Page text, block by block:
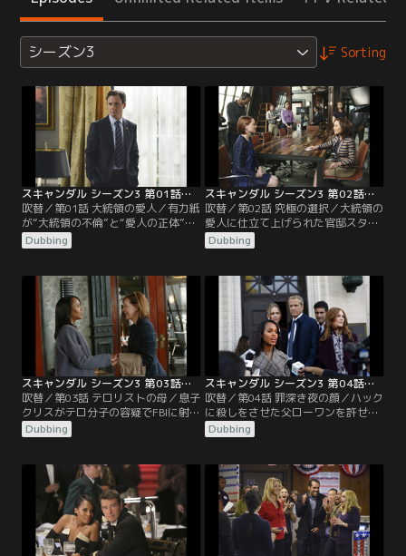
シーズン3 Sorting
スキャンダル シーズン3 第01話／吹替
吹替／第01話 大統領の愛人／有力紙
が“大統領の不倫”と“愛人の正体”を
スクープしたことにより“秘密”が暴
かれたオリヴィアは、瞬く間にスキ
メディアに糾弾されるばかりか、官
邸側はオリヴィアを潰しにかかると
察した父ローワンは、彼女を飛行場
へと連れて行き国外へ脱出するよう
命じる。しかし、機内で密かにサイ
ラスと連絡を…。
Dubbing
スキャンダル シーズン3 第02話／吹替
吹替／第02話 究極の選択／大統領の
愛人に仕立て上げられた官邸スタッ
フ職員のジニーン・ロックは、オリ
ヴィアに助けを求める。間もなくし
オリヴィアは、大統領とジニーンの
間に性的関係はないと語り「汚名を
着せられた友人として無報酬で彼女
の代弁をします」と宣言。ところが
その直後、父ローワンから「ジェイ
クに再会したければ…。
Dubbing
スキャンダル シーズン3 第03話／吹替
吹替／第03話 テロリストの母／息子
クリスがテロ分子の容疑でFBIに射殺
されたというメアリー・ネスビット
が、依頼人としてオリヴィアを訪ね
ていったことに危険を察知したオリ
ヴィアは彼女の後を追い、急いで国
会議事堂へと向かうが、既にメアリ
ーは体に爆弾を巻きつけ議員の部屋
に立て籠っていた。息子の無実
を…。
Dubbing
スキャンダル シーズン3 第04話／吹替
吹替／第04話 罪深き夜の顔／ハック
に殺しをさせた父ローワンを許せな
いオリヴィアは、父や“B613”に関す
ることから離れると決め、ジェイク
る日、オリヴィアのもとへやって来
た新たな依頼人は、殺人容疑で逮捕
された上院議員リチャード・マイヤ
ーズ。自慢の下半身を自撮りしては
多数の女性にメールしていた彼
Dubbing